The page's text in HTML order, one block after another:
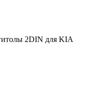
2DIN для KIA